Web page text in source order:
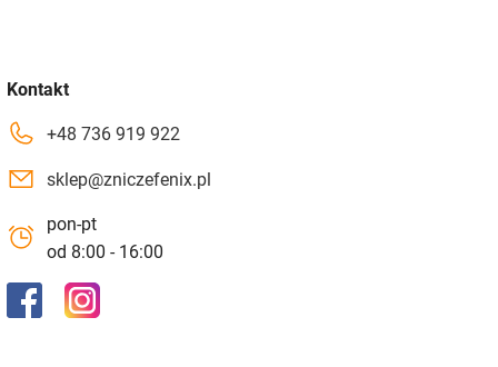
Kontakt
+48 736 919 922
sklep@zniczefenix.pl
pon-pt
od 8:00 - 16:00